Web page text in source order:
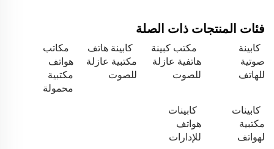
فئات المنتجات ذات الصلة
كابينة
صوتية
للهاتف
مكتب كبينة
هاتفية عازلة
للصوت
كابينة هاتف
مكتبية عازلة
للصوت
مكاتب
هواتف
مكتبية
محمولة
كابينات
مكتبية
لهواتف
كابينات
هواتف
للإدارات